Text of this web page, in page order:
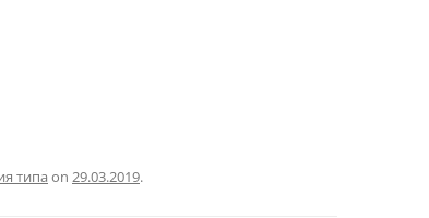
типа on 29.03.2019.